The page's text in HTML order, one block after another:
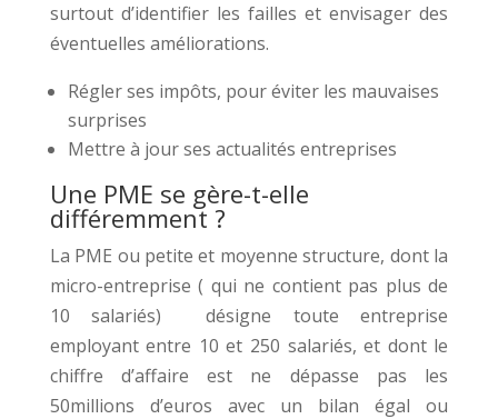
surtout d’identifier les failles et envisager des
éventuelles améliorations.
Régler ses impôts, pour éviter les mauvaises
surprises
Mettre à jour ses actualités entreprises
Une PME se gère-t-elle
différemment ?
La PME ou petite et moyenne structure, dont la
micro-entreprise ( qui ne contient pas plus de
10 salariés) désigne toute entreprise
employant entre 10 et 250 salariés, et dont le
chiffre d’affaire est ne dépasse pas les
50millions d’euros avec un bilan égal ou